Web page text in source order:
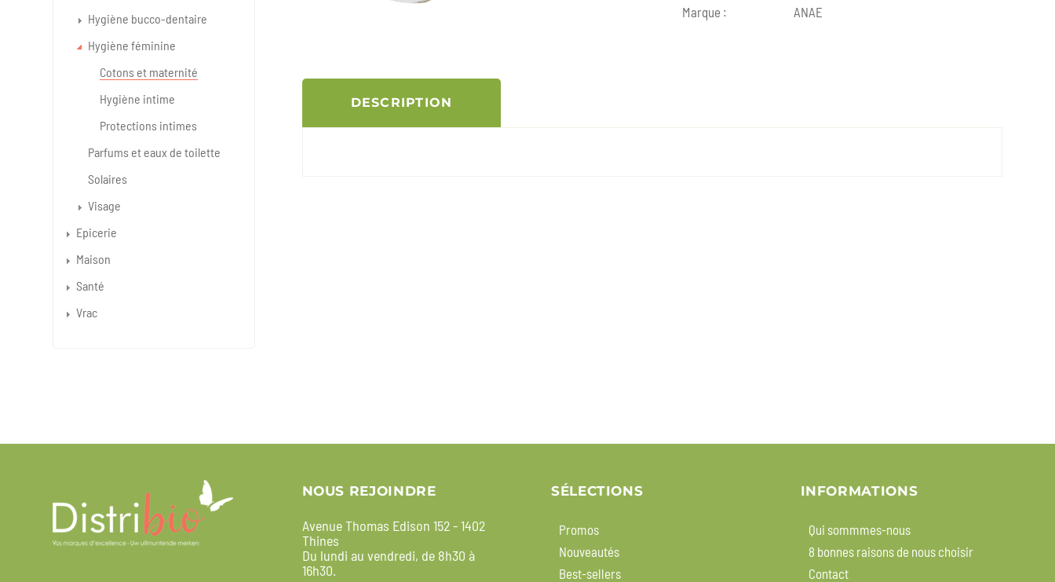
Marque :
ANAE
DESCRIPTION
Hygiène bucco-dentaire
Hygiène féminine
Cotons et maternité
Hygiène intime
Protections intimes
Parfums et eaux de toilette
Solaires
Visage
Epicerie
Maison
Santé
Vrac
NOUS REJOINDRE
Avenue Thomas Edison 152 - 1402
Thines
Du lundi au vendredi, de 8h30 à
16h30.
SÉLECTIONS
Promos
Nouveautés
Best-sellers
INFORMATIONS
Qui sommmes-nous
8 bonnes raisons de nous choisir
Contact